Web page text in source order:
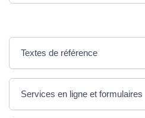
Textes de référence
Services en ligne et formulaires